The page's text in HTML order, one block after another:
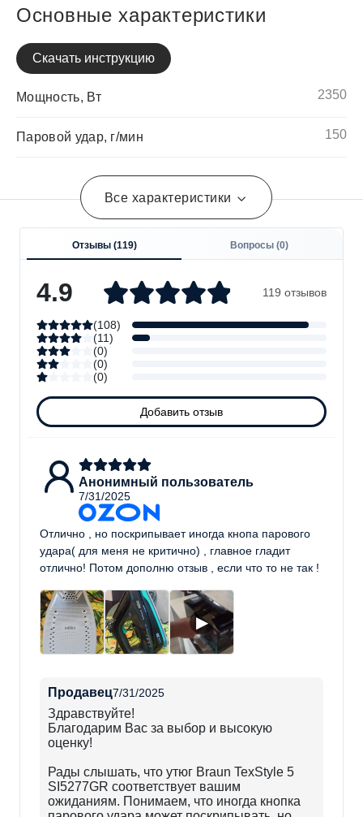
Основные характеристики
Скачать инструкцию
Мощность, Вт 2350
Паровой удар, г/мин 150
Технические характеристики
Цвет
Материал корпуса Пластик
Все характеристики
Отзывы (119) Вопросы (0)
4.9 119 отзывов
(108)
(11)
(0)
(0)
(0)
Добавить отзыв
Анонимный пользователь
7/31/2025
Отлично , но поскрипывает иногда кнопа парового
удара( для меня не критично) , главное гладит
отлично! Потом дополню отзыв , если что то не так !
▶
Продавец7/31/2025
Здравствуйте!
Благодарим Вас за выбор и высокую
оценку!
Рады слышать, что утюг Braun TexStyle 5
SI5277GR соответствует вашим
ожиданиям. Понимаем, что иногда кнопка